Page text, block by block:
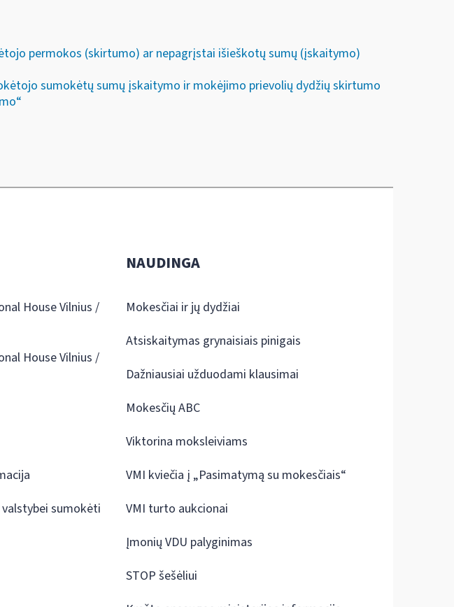
permokos (skirtumo) ar nepagrįstai išieškotų sumų (įskaitymo)
sumokėtų sumų įskaitymo ir mokėjimo prievolių dydžių skirtumo
House Vilnius /
House Vilnius /
sumokėti
NAUDINGA
Mokesčiai ir jų dydžiai
Atsiskaitymas grynaisiais pinigais
Dažniausiai užduodami klausimai
Mokesčių ABC
Viktorina moksleiviams
VMI kviečia į „Pasimatymą su mokesčiais“
VMI turto aukcionai
Įmonių VDU palyginimas
STOP šešėliui